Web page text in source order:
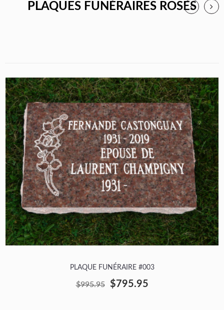
PLAQUES FUNÉRAIRES ROSES
PLAQUE FUNÉRAIRE #003
$995.95 $795.95